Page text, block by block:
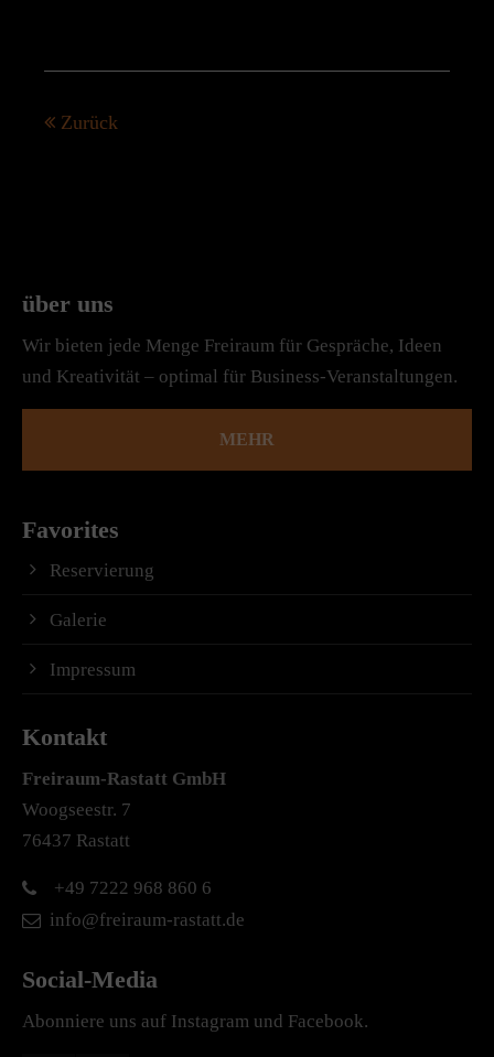
Zurück
über uns
Wir bieten jede Menge Freiraum für Gespräche, Ideen
und Kreativität – optimal für Business-Veranstaltungen.
MEHR
Favorites
Reservierung
Galerie
Impressum
Kontakt
Freiraum-Rastatt GmbH
Woogseestr. 7
76437 Rastatt
+49 7222 968 860 6
info@freiraum-rastatt.de
Social-Media
Abonniere uns auf Instagram und Facebook.